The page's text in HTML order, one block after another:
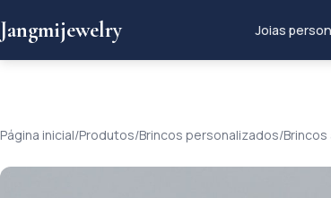
Jangmijewelry Joias
Página inicial/Produtos/Brincos personalizados/